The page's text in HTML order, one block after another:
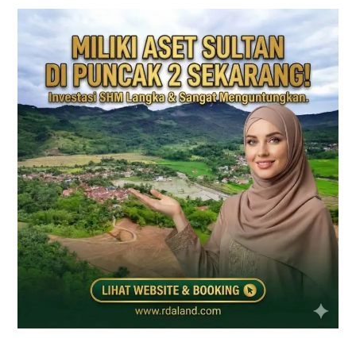
EAST
BOGOR
KAVLING
VILLA
JALUR
PUNCAK
2
DEKAT
TOL
CITEUREUP